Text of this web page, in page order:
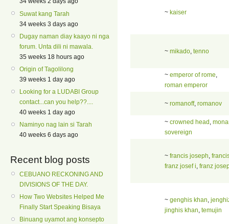
Suwat kang Tarah
34 weeks 3 days ago
Dugay naman diay kaayo ni nga
forum. Unta dili ni mawala.
35 weeks 18 hours ago
Origin of Tagolilong
39 weeks 1 day ago
Looking for a LUDABI Group
contact...can you help??....
40 weeks 1 day ago
Naminyo nag lain si Tarah
40 weeks 6 days ago
Recent blog posts
CEBUANO RECKONING AND
DIVISIONS OF THE DAY.
How Two Websites Helped Me
Finally Start Speaking Bisaya
Binuang uyamot ang konsepto
~ kaiser
~ mikado tenno
~ emperor of rome
roman emperor
~ romanoff, romanov
~ crowned head
sovereign
~ francis joseph
franz josef i franz
~ genghis khan
jinghis khan temujin